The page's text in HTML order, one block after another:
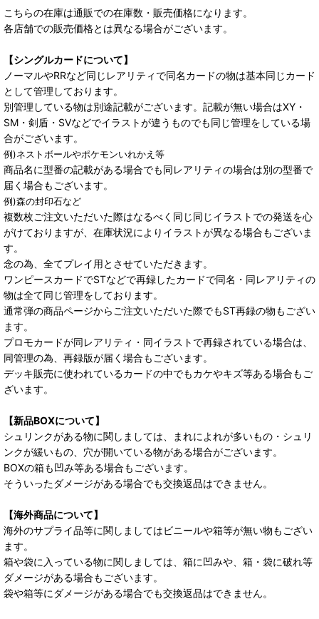
こちらの在庫は通販での在庫数・販売価格になります。
各店舗での販売価格とは異なる場合がございます。
【シングルカードについて】
ノーマルやRRなど同じレアリティで同名カードの物は基本同じカード
として管理しております。
別管理している物は別途記載がございます。記載が無い場合はXY・
SM・剣盾・SVなどでイラストが違うものでも同じ管理をしている場
合がございます。
例)ネストボールやポケモンいれかえ等
商品名に型番の記載がある場合でも同レアリティの場合は別の型番で
届く場合もございます。
例)森の封印石など
複数枚ご注文いただいた際はなるべく同じ同じイラストでの発送を心
がけておりますが、在庫状況によりイラストが異なる場合もございま
す。
念の為、全てプレイ用とさせていただきます。
ワンピースカードでSTなどで再録したカードで同名・同レアリティの
物は全て同じ管理をしております。
通常弾の商品ページからご注文いただいた際でもST再録の物もござい
ます。
プロモカードが同レアリティ・同イラストで再録されている場合は、
同管理の為、再録版が届く場合もございます。
デッキ販売に使われているカードの中でもカケやキズ等ある場合もご
ざいます。
【新品BOXについて】
シュリンクがある物に関しましては、まれによれが多いもの・シュリ
ンクが緩いもの、穴が開いている物がある場合がございます。
BOXの箱も凹み等ある場合もございます。
そういったダメージがある場合でも交換返品はできません。
【海外商品について】
海外のサプライ品等に関しましてはビニールや箱等が無い物もござい
ます。
箱や袋に入っている物に関しましては、箱に凹みや、箱・袋に破れ等
ダメージがある場合もございます。
袋や箱等にダメージがある場合でも交換返品はできません。